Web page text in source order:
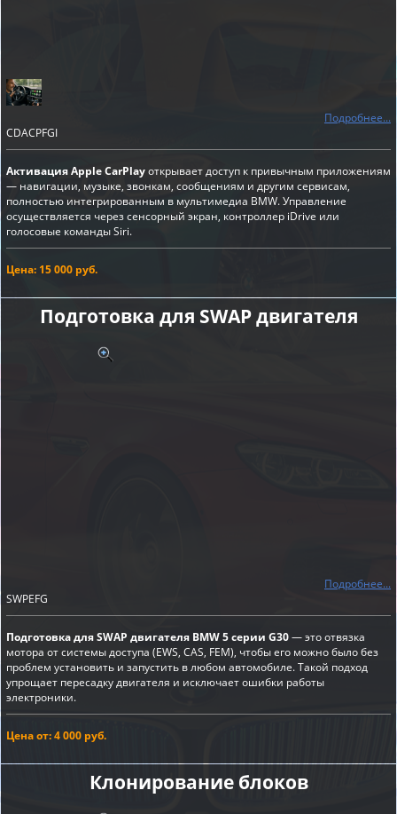
Подробнее...
CDACPFGI
Активация Apple CarPlayоткрывает доступ к привычным приложениям
— навигации, музыке, звонкам, сообщениям и другим сервисам,
полностью интегрированным в мультимедиа BMW. Управление
осуществляется через сенсорный экран, контроллер iDrive или
голосовые команды Siri.
Цена: 15 000 руб.
Подготовка для SWAP двигателя
Подробнее...
SWPEFG
Подготовка для SWAP двигателя BMW 5 серии G30— это отвязка
мотора от системы доступа (EWS, CAS, FEM), чтобы его можно было без
проблем установить и запустить в любом автомобиле. Такой подход
упрощает пересадку двигателя и исключает ошибки работы
электроники.
Цена от: 4 000 руб.
Клонирование блоков